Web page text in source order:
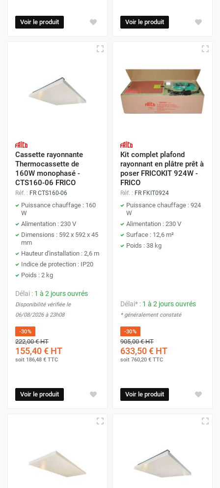
Voir le produit Voir le produit
Cassette rayonnante
Thermocassette de
160W monophasé -
CTS160-06 FRICO
Réf. : FR CTS160-06
Puissance chauffage : 160
W
Alimentation : 230 V
Dimensions : 592 x 592 x 45
mm
Hauteur d'installation : 2,6 m
Indice de protection : IP20
Poids : 2 kg
Délai : 1 à 2 jours ouvrés
Disponibilité vérifiée le
06/08/2026 à 23h08
-30%
222,00 €HT
155,40 € HT
soit 186,48 € TTC
Voir le produit
Kit complet plafond
rayonnant en plâtre prêt à
poser FRICOKIT 924W -
FRICO
Réf. : FR FKIT0924
Puissance chauffage : 924
W
Alimentation : 230 V
Surface : 12,6 m²
Poids : 38 kg
Délai* : 1 à 2 jours ouvrés
* généralement constaté
-30%
905,00 €HT
633,50 € HT
soit 760,20 € TTC
Voir le produit